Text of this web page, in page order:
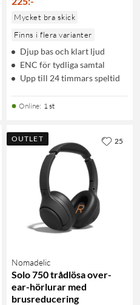
Mycket bra skick
Finns i flera varianter
Djup bas och klart ljud
ENC för tydliga samtal
Upp till 24 timmars speltid
Online: 1 st
OUTLET
Nomadelic
Solo 750 trådlösa over-
ear-hörlurar med
brusreducering
25